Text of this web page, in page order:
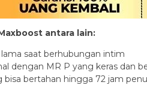
antara lain:
saat berhubungan intim
dengan MR P yang keras dan
bertahan hingga 72 jam